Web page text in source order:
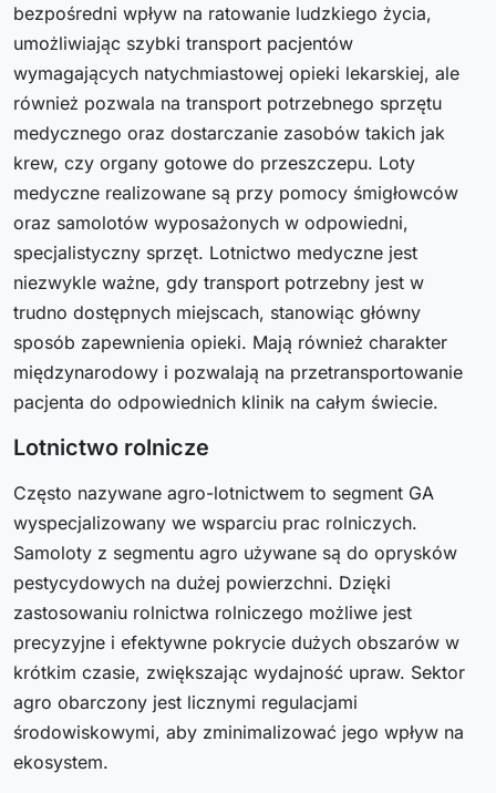
bezpośredni wpływ na ratowanie ludzkiego życia,
umożliwiając szybki transport pacjentów
wymagających natychmiastowej opieki lekarskiej, ale
również pozwala na transport potrzebnego sprzętu
medycznego oraz dostarczanie zasobów takich jak
krew, czy organy gotowe do przeszczepu. Loty
medyczne realizowane są przy pomocy śmigłowców
oraz samolotów wyposażonych w odpowiedni,
specjalistyczny sprzęt. Lotnictwo medyczne jest
niezwykle ważne, gdy transport potrzebny jest w
trudno dostępnych miejscach, stanowiąc główny
sposób zapewnienia opieki. Mają również charakter
międzynarodowy i pozwalają na przetransportowanie
pacjenta do odpowiednich klinik na całym świecie.
Lotnictwo rolnicze
Często nazywane agro-lotnictwem to segment GA
wyspecjalizowany we wsparciu prac rolniczych.
Samoloty z segmentu agro używane są do oprysków
pestycydowych na dużej powierzchni. Dzięki
zastosowaniu rolnictwa rolniczego możliwe jest
precyzyjne i efektywne pokrycie dużych obszarów w
krótkim czasie, zwiększając wydajność upraw. Sektor
agro obarczony jest licznymi regulacjami
środowiskowymi, aby zminimalizować jego wpływ na
ekosystem.